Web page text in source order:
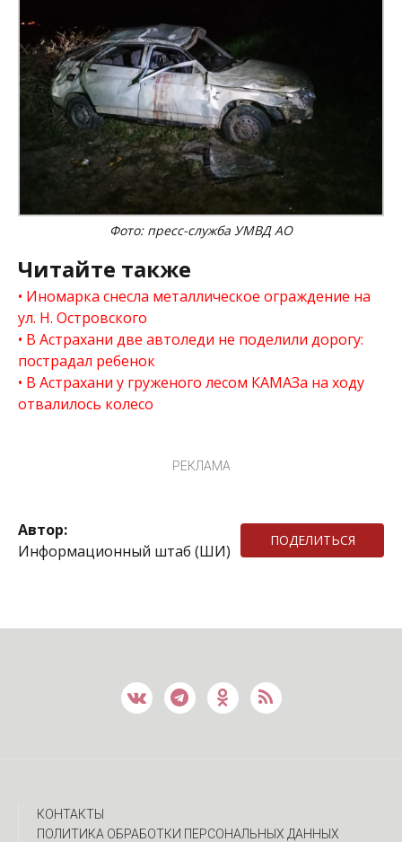
Фото: пресс-служба УМВД АО
Читайте также
Иномарка снесла металлическое ограждение на
ул. Н. Островского
В Астрахани две автоледи не поделили дорогу:
пострадал ребенок
В Астрахани у груженого лесом КАМАЗа на ходу
отвалилось колесо
РЕКЛАМА
Автор:
Информационный штаб (ШИ)
ПОДЕЛИТЬСЯ
КОНТАКТЫ
ПОЛИТИКА ОБРАБОТКИ ПЕРСОНАЛЬНЫХ ДАННЫХ